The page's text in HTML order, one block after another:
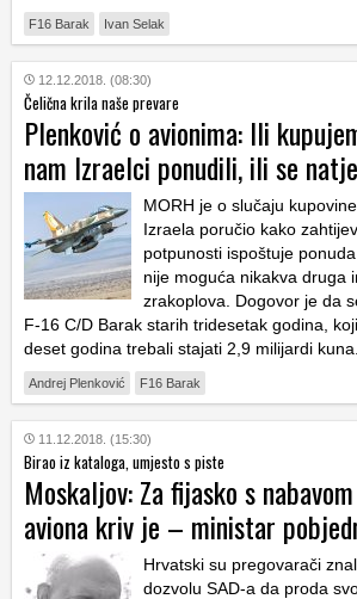
F16 Barak Ivan Selak
12.12.2018. (08:30)
Čelična krila naše prevare
Plenković o avionima: Ili
nam Izraelci ponudili, ili se
MORH je o slučaju
Izraela poručio kako
potpunosti ispoštuje
nije moguća nikakva druga
zrakoplova. Dogovor je da
F-16 C/D Barak starih tridesetak godina,
deset godina trebali stajati 2,9 milijardi kuna.
Andrej Plenković F16 Barak
11.12.2018. (15:30)
Birao iz kataloga, umjesto s piste
Moskaljov: Za fijasko s
aviona kriv je – ministar
Hrvatski su pregovarači
dozvolu SAD-a da proda